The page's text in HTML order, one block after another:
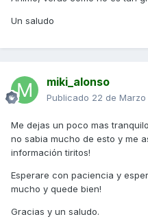
Un saludo
miki_alonso
Publicado 22 de Marzo
Me dejas un poco mas
no sabia mucho de esto y me
información tiritos!
Esperare con paciencia y
mucho y quede bien!
Gracias y un saludo.